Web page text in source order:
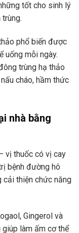
tốt cho sinh lý
phổ biến được
uống mỗi ngày.
trùng hạ thảo
cháo, hầm thức
nhà bằng
vị thuốc có vị cay
bệnh đường hô
cải thiện chức năng
Gingerol và
làm ấm cơ thể